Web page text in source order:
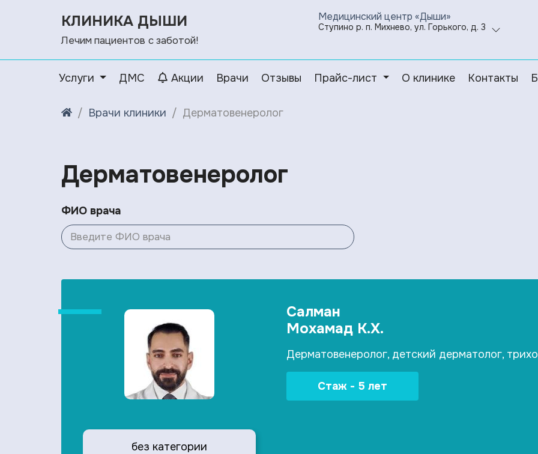
КЛИНИКА ДЫШИ
Лечим пациентов с заботой!
Медицинский центр «Дыши»
Ступино р. п. Михнево, ул. Горького, д. 3
Услуги ДМС Акции Врачи Отзывы Прайс-лист О клинике Контакты
Врачи клиники Дерматовенеролог
Дерматовенеролог
ФИО врача
без категории
Салман
Мохамад К.Х.
Дерматовенеролог, детский дерматолог,
Стаж - 5 лет